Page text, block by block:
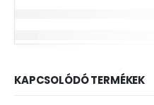
KAPCSOLÓDÓ TERMÉKEK